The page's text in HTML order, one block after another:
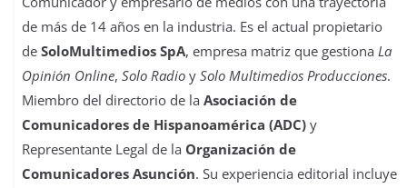
de más de 14 años en la industria. Es el actual propietario
deSoloMultimedios SpA, empresa matriz que gestiona La
Opinión Online,Solo Radio ySolo Multimedios Producciones.
Miembro del directorio de laAsociación de
Comunicadores de Hispanoamérica (ADC) y
Representante Legal de la Organización de
Comunicadores Asunción. Su experiencia editorial incluye